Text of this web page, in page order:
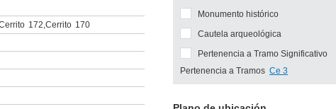
172,Cerrito 170
Monumento histórico
Cautela arqueológica
Pertenencia a Tramo Significativo
Pertenencia a Tramos Ce 3